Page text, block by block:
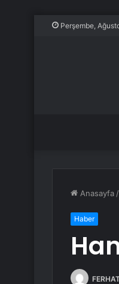
Perşembe,
Anasayfa /
Haber